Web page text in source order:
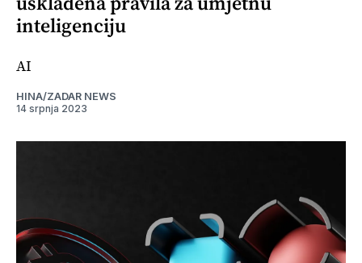
inteligenciju
AI
HINA/ZADAR NEWS
14 srpnja 2023